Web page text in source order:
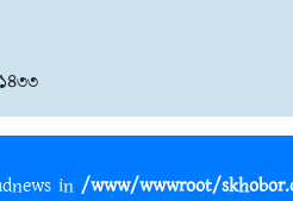
in /www/wwwroot/